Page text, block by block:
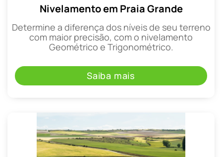
Nivelamento em Praia Grande
Determine a diferença dos níveis de seu terreno
com maior precisão, com o nivelamento
Geométrico e Trigonométrico.
Saiba mais